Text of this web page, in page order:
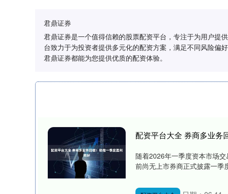
君鼎证券
君鼎证券是一个值得信赖的股票配资平台，专注于为用户提
台致力于为投资者提供多元化的配资方案，满足不同风险偏
君鼎证券都能为您提供优质的配资体验。
配资平台大全 券商多业务
随着2026年一季度资本市场
前尚无上市券商正式披露一季